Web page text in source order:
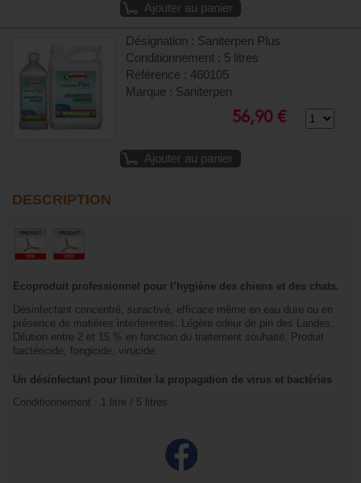
Ajouter au panier
Désignation : Saniterpen Plus
Conditionnement : 5 litres
Référence : 460105
Marque : Saniterpen
56,90 €
Ajouter au panier
DESCRIPTION
Ecoproduit professionnel pour l’hygiène des chiens et des chats.
Désinfectant concentré, suractivé, efficace même en eau dure ou en
présence de matières interférentes. Légère odeur de pin des Landes.
Dilution entre 2 et 15 % en fonction du traitement souhaité. Produit
bactéricide, fongicide, virucide.
Un désinfectant pour limiter la propagation de virus et bactéries
Conditionnement : 1 litre / 5 litres